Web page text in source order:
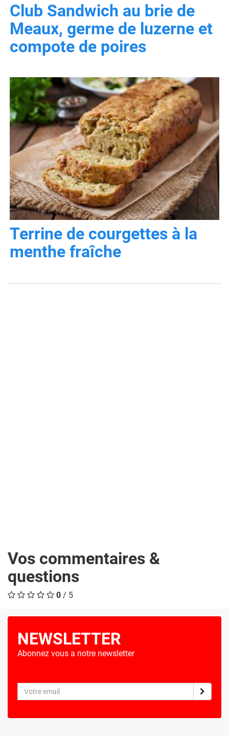
Club Sandwich au brie de
Meaux, germe de luzerne et
compote de poires
Terrine de courgettes à la
menthe fraîche
Vos commentaires &
questions
0 / 5
NEWSLETTER
Abonnez vous a notre newsletter